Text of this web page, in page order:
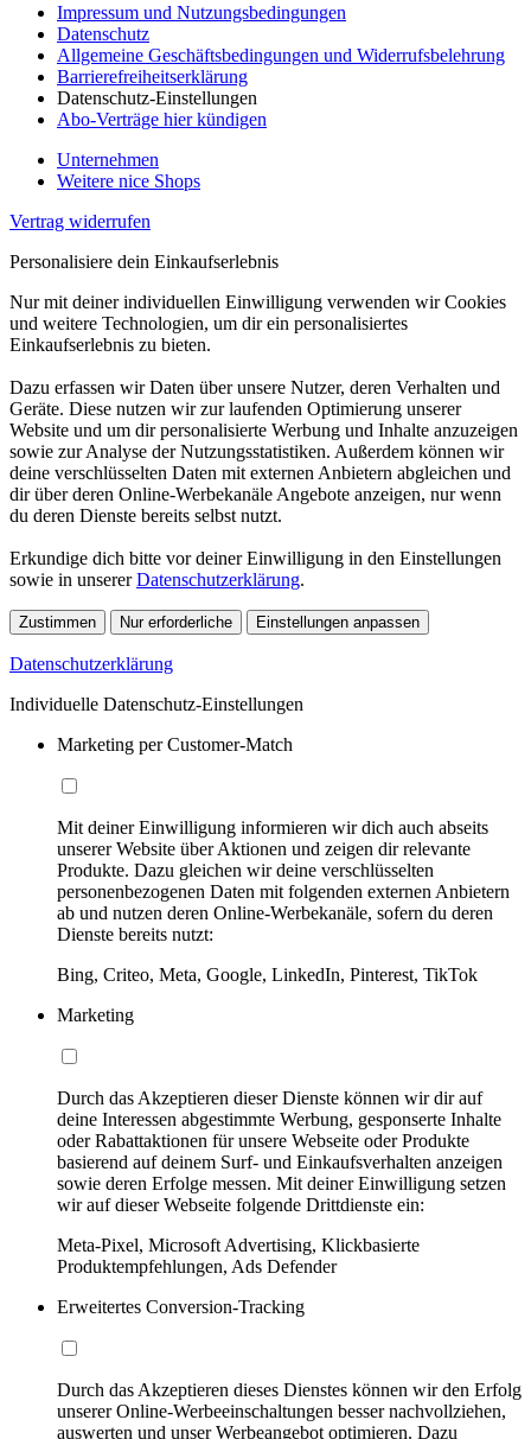
Impressum und Nutzungsbedingungen
Datenschutz
Allgemeine Geschäftsbedingungen und Widerrufsbelehrung
Barrierefreiheitserklärung
Datenschutz-Einstellungen
Abo-Verträge hier kündigen
Unternehmen
Weitere nice Shops
Vertrag widerrufen
Personalisiere dein Einkaufserlebnis
Nur mit deiner individuellen Einwilligung verwenden wir Cookies
und weitere Technologien, um dir ein personalisiertes
Einkaufserlebnis zu bieten.
Dazu erfassen wir Daten über unsere Nutzer, deren Verhalten und
Geräte. Diese nutzen wir zur laufenden Optimierung unserer
Website und um dir personalisierte Werbung und Inhalte anzuzeigen
sowie zur Analyse der Nutzungsstatistiken. Außerdem können wir
deine verschlüsselten Daten mit externen Anbietern abgleichen und
dir über deren Online-Werbekanäle Angebote anzeigen, nur wenn
du deren Dienste bereits selbst nutzt.
Erkundige dich bitte vor deiner Einwilligung in den Einstellungen
sowie in unsererDatenschutzerklärung.
Zustimmen Nur erforderliche Einstellungen anpassen
Datenschutzerklärung
Individuelle Datenschutz-Einstellungen
Marketing per Customer-Match
Mit deiner Einwilligung informieren wir dich auch abseits
unserer Website über Aktionen und zeigen dir relevante
Produkte. Dazu gleichen wir deine verschlüsselten
personenbezogenen Daten mit folgenden externen Anbietern
ab und nutzen deren Online-Werbekanäle, sofern du deren
Dienste bereits nutzt:
Bing, Criteo, Meta, Google, LinkedIn, Pinterest, TikTok
Marketing
Durch das Akzeptieren dieser Dienste können wir dir auf
deine Interessen abgestimmte Werbung, gesponserte Inhalte
oder Rabattaktionen für unsere Webseite oder Produkte
basierend auf deinem Surf- und Einkaufsverhalten anzeigen
sowie deren Erfolge messen. Mit deiner Einwilligung setzen
wir auf dieser Webseite folgende Drittdienste ein:
Meta-Pixel, Microsoft Advertising, Klickbasierte
Produktempfehlungen, Ads Defender
Erweitertes Conversion-Tracking
Durch das Akzeptieren dieses Dienstes können wir den Erfolg
unserer Online-Werbeeinschaltungen besser nachvollziehen,
auswerten und unser Werbeangebot optimieren. Dazu